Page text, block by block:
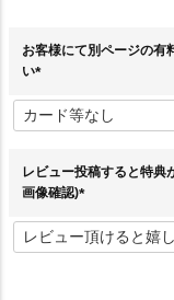
お客様にて別ページの有
い
必
須
レビュー投稿すると特
画像確認)
必
須